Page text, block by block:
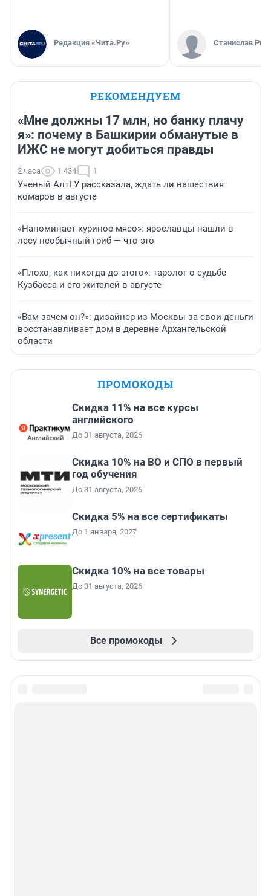
Редакция «Чита.Ру» Станислав
РЕКОМЕНДУЕМ
«Мне должны 17 млн, но банку плачу
я»: почему в Башкирии обманутые в
ИЖС не могут добиться правды
2 часа 1 434 1
Ученый АлтГУ рассказала, ждать ли нашествия
комаров в августе
«Напоминает куриное мясо»: ярославцы нашли в
лесу необычный гриб — что это
«Плохо, как никогда до этого»: таролог о судьбе
Кузбасса и его жителей в августе
«Вам зачем он?»: дизайнер из Москвы за свои деньги
восстанавливает дом в деревне Архангельской
области
ПРОМОКОДЫ
Скидка 11% на все курсы
английского
До 31 августа, 2026
Скидка 10% на ВО и СПО в первый
год обучения
До 31 августа, 2026
Скидка 5% на все сертификаты
До 1 января, 2027
Скидка 10% на все товары
До 31 августа, 2026
Все промокоды